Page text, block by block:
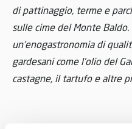
di pattinaggio, terme e
sulle cime del Monte
un’enogastronomia di
gardesani come l’olio del
castagne, il tartufo e altre